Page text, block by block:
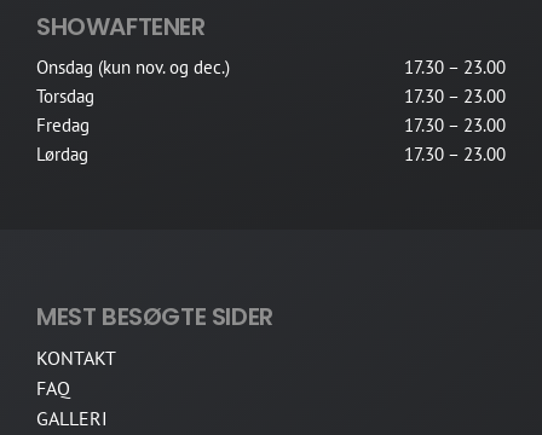
SHOWAFTENER
Onsdag (kun nov. og dec.)
17.30 – 23.00
Torsdag
17.30 – 23.00
Fredag
17.30 – 23.00
Lørdag
17.30 – 23.00
MEST BESØGTE SIDER
KONTAKT
FAQ
GALLERI